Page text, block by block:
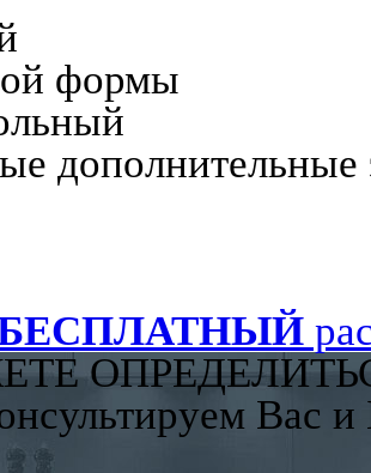
формы
дополнительные
Вас